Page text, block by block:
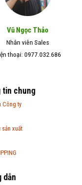
Vũ Ngọc Thảo
Nhân viên Sales
thoại: 0977.032.686
tin chung
Công ty
xuất
dẫn